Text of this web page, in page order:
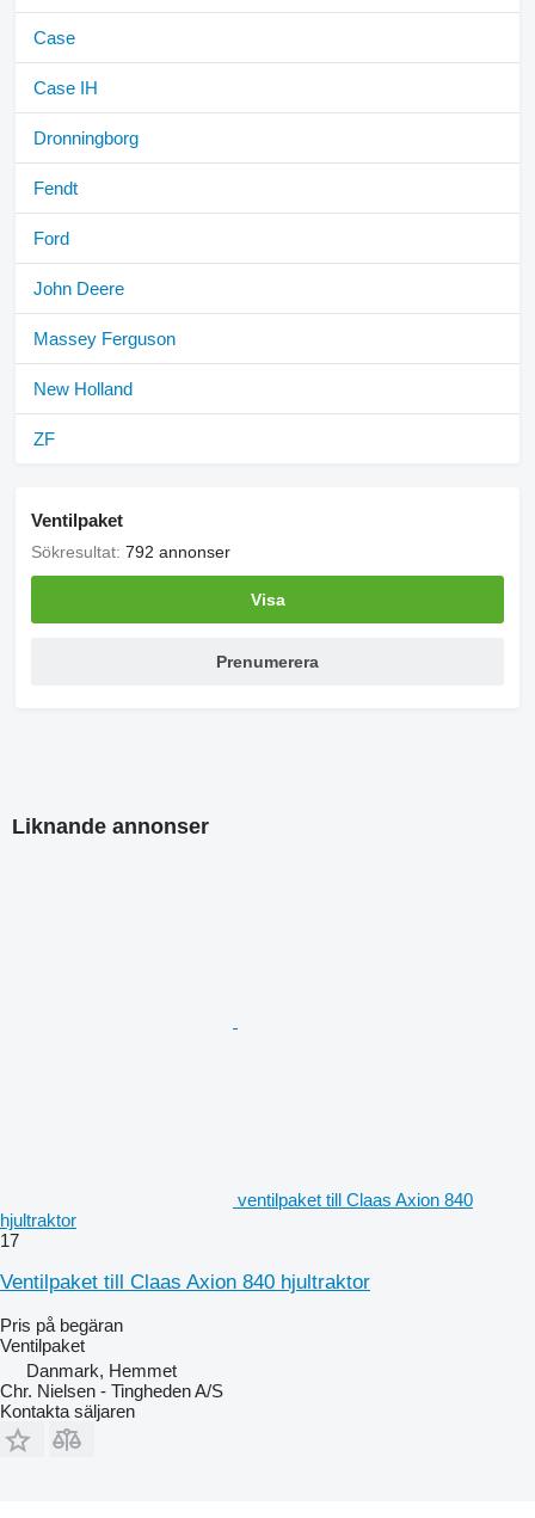
Case
Case IH
Dronningborg
Fendt
Ford
John Deere
Massey Ferguson
New Holland
ZF
Ventilpaket
Sökresultat: 792 annonser
Visa
Prenumerera
Liknande annonser
ventilpaket till Claas Axion 840
hjultraktor
17
Ventilpaket till Claas Axion 840 hjultraktor
Pris på begäran
Ventilpaket
Danmark, Hemmet
Chr. Nielsen - Tingheden A/S
Kontakta säljaren